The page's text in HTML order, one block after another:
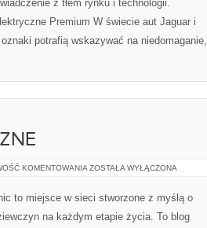
z tłem rynku i technologii.
Premium W świecie aut Jaguar i
potrafią wskazywać na niedomaganie,
KOMENTOWANIA CHOROBY
ZOSTAŁA WYŁĄCZONA
to miejsce w sieci stworzone z myślą o
na każdym etapie życia. To blog